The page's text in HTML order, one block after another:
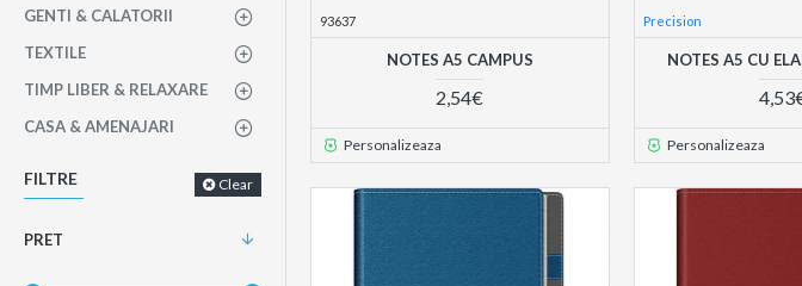
GENTI & CALATORII
TEXTILE
TIMP LIBER & RELAXARE
CASA & AMENAJARI
FILTRE Clear
PRET
93637
NOTES A5 CAMPUS
2,54€
Personalizeaza
Precision
NOTES A5 CU
Personalizeaza